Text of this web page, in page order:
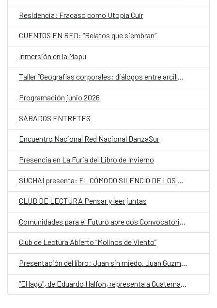
Residencia: Fracaso como Utopía Cuir
CUENTOS EN RED: “Relatos que siembran”
Inmersión en la Mapu
Taller “Geografías corporales: diálogos entre arcilla, cuerpo y territorio"
Programación junio 2026
SÁBADOS ENTRETES
Encuentro Nacional Red Nacional DanzaSur
Presencia en La Furia del Libro de Invierno
CLUB DE LECTURA Pensar y leer juntas
Comunidades para el Futuro abre dos Convocatorias para personas jóvenes relacionadas con las Artes Escénicas Iberoamericanas
Club de Lectura Abierto “Molinos de Viento”
Presentación del libro: Juan sin miedo. Juan Guzmán Tapia, el juez que procesó a Pinochet, de Julia Guzmán Watine